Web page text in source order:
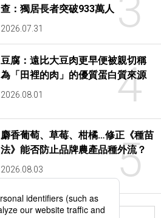
查：獨居長者突破933萬人
2026.07.31
4
豆腐：遠比大豆肉更早便被親切稱
為「田裡的肉」的優質蛋白質來源
2026.08.01
5
麝香葡萄、草莓、柑橘…修正《種苗
法》能否防止品牌農產品種外流？
2026.08.03